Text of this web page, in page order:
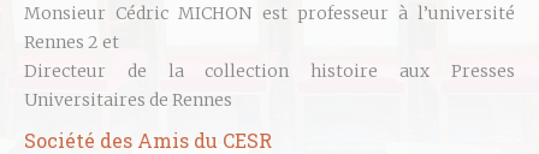
Monsieur Cédric MICHON est professeur à l’université
Rennes 2 et
Directeur de la collection histoire aux Presses
Universitaires de Rennes
Société des Amis du CESR